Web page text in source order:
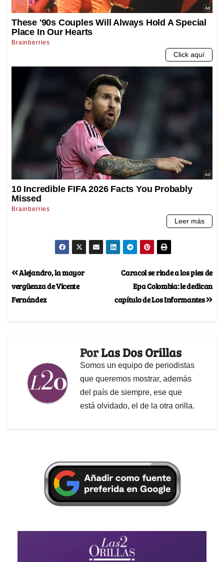
Caracol se rinde a los pies de
Epa Colombia: le dedican
capítulo de Los Informantes
Alejandro, la mayor
vergüenza de Vicente
Fernández
PorLas Dos Orillas
Somos un equipo de periodistas
que queremos mostrar, además
del país de siempre, ese que
está olvidado, el de la otra orilla.